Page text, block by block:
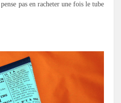
pas en racheter une fois le tube